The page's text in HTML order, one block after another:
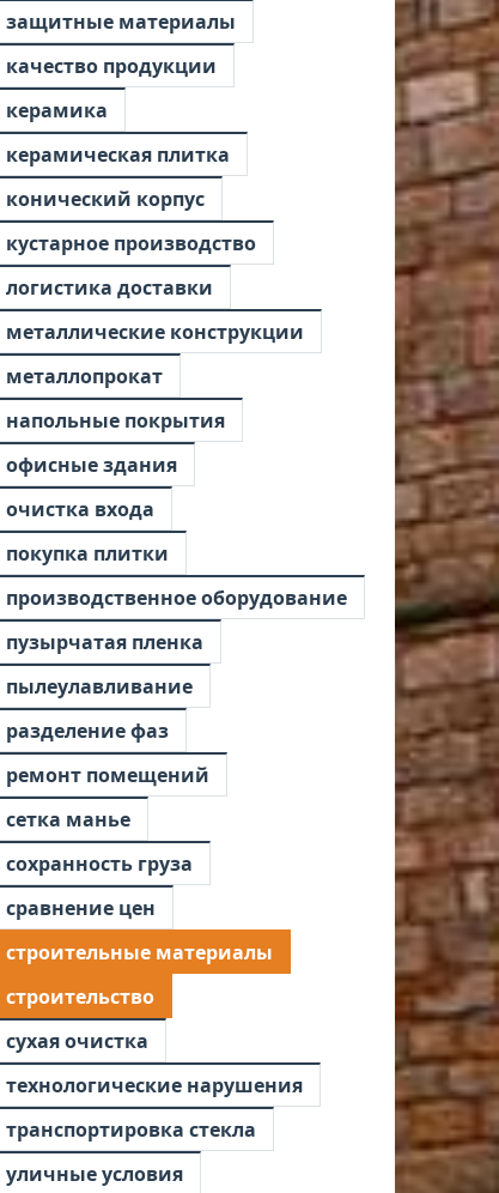
защитные материалы
качество продукции
керамика
керамическая плитка
конический корпус
кустарное производство
логистика доставки
металлические конструкции
металлопрокат
напольные покрытия
офисные здания
очистка входа
покупка плитки
производственное оборудование
пузырчатая пленка
пылеулавливание
разделение фаз
ремонт помещений
сетка манье
сохранность груза
сравнение цен
строительные материалы
строительство
сухая очистка
технологические нарушения
транспортировка стекла
уличные условия